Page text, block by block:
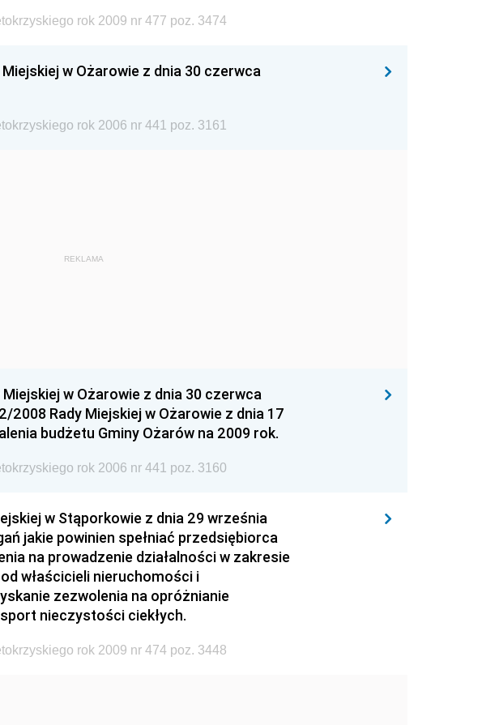
rok 2009 nr 477 poz. 3474
w Ożarowie z dnia 30 czerwca
rok 2006 nr 441 poz. 3161
REKLAMA
w Ożarowie z dnia 30 czerwca
2008 Rady Miejskiej w Ożarowie z dnia 17
budżetu Gminy Ożarów na 2009 rok.
rok 2006 nr 441 poz. 3160
w Stąporkowie z dnia 29 września
jakie powinien spełniać przedsiębiorca
na prowadzenie działalności w zakresie
właścicieli nieruchomości i
zezwolenia na opróżnianie
nieczystości ciekłych.
rok 2009 nr 474 poz. 3448